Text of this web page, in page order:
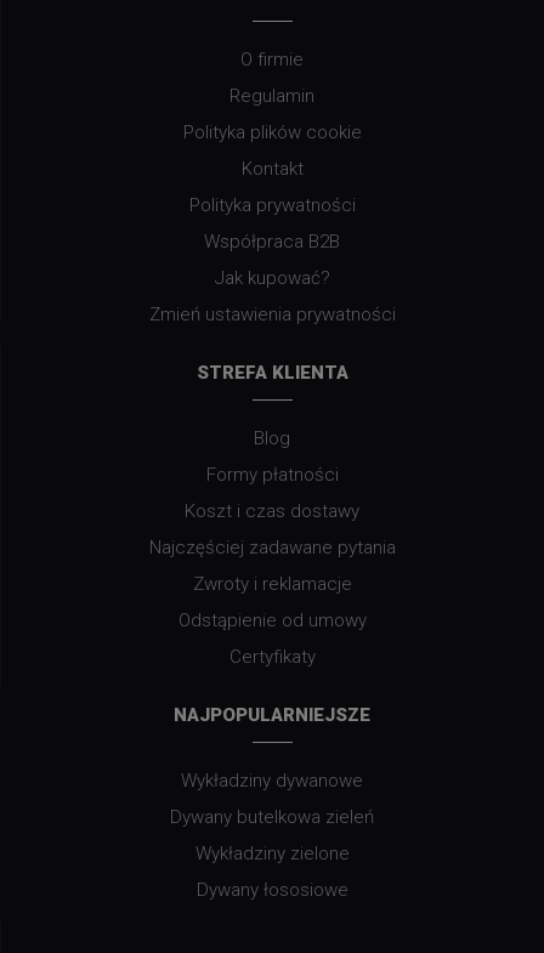
O firmie
Regulamin
Polityka plików cookie
Kontakt
Polityka prywatności
Współpraca B2B
Jak kupować?
Zmień ustawienia prywatności
STREFA KLIENTA
Blog
Formy płatności
Koszt i czas dostawy
Najczęściej zadawane pytania
Zwroty i reklamacje
Odstąpienie od umowy
Certyfikaty
NAJPOPULARNIEJSZE
Wykładziny dywanowe
Dywany butelkowa zieleń
Wykładziny zielone
Dywany łososiowe